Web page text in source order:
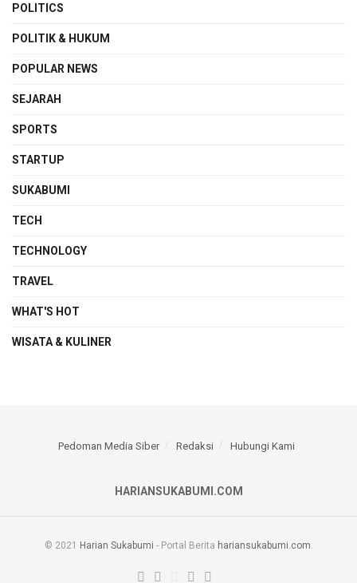
POLITICS
POLITIK & HUKUM
POPULAR NEWS
SEJARAH
SPORTS
STARTUP
SUKABUMI
TECH
TECHNOLOGY
TRAVEL
WHAT'S HOT
WISATA & KULINER
Pedoman Media Siber Redaksi Hubungi Kami
HARIANSUKABUMI.COM
© 2021 Harian Sukabumi - Portal Berita hariansukabumi.com